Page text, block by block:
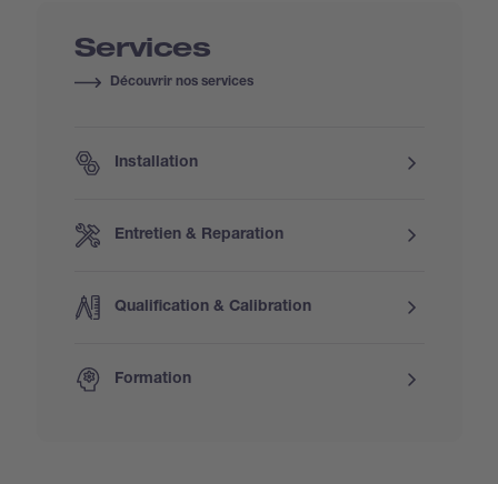
Services
Découvrir nos services
Installation
Entretien & Reparation
Qualification & Calibration
Formation